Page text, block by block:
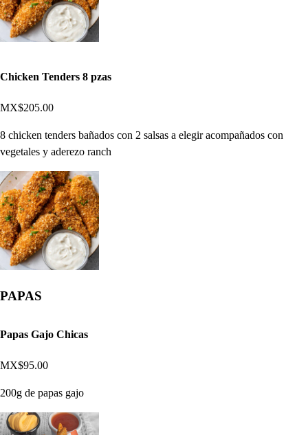
Chicken Tenders 8 pzas
MX$205.00
8 chicken tenders bañados con 2 salsas a elegir acompañados con
vegetales y aderezo ranch
PAPAS
Papas Gajo Chicas
MX$95.00
200g de papas gajo